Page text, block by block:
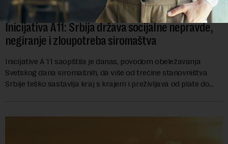
Inicijativa A11: Srbija država socijalne nepravde,
negiranje i zloupotreba siromaštva
Inicijative A 11 saopštila je danas, povodom obeležavanja
Svetskog dana siromašnih, da više od trećine stanovništva
Srbije teško sastavlja kraj s krajem i preživljava od plate do